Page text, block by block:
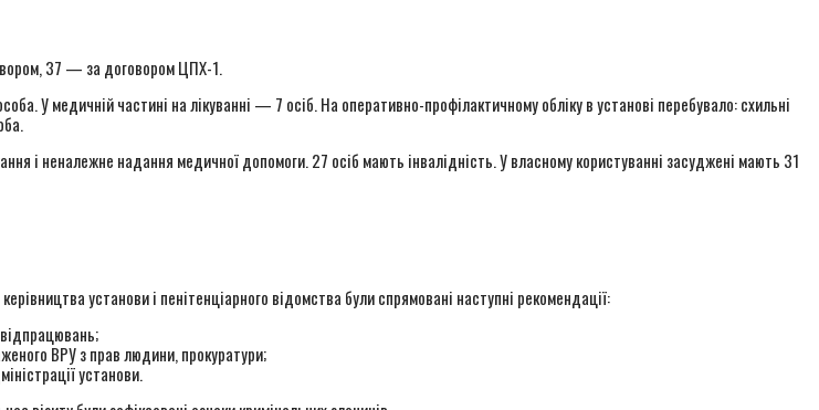
37 — за договором ЦПХ-1.
У медичній частині на лікуванні — 7 осіб. На оперативно-профілактичному обліку в установі перебувало: схильні
і неналежне надання медичної допомоги. 27 осіб мають інвалідність. У власному користуванні засуджені мають 31
установи і пенітенціарного відомства були спрямовані наступні рекомендації:
ВРУ з прав людини, прокуратури;
установи.